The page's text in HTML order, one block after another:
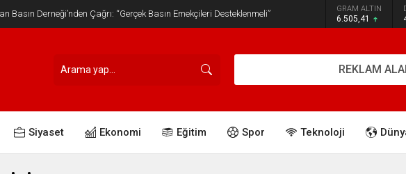
Basın Derneği’nden Çağrı: “Gerçek Basın Emekçileri Desteklenmeli” GRAM ALTIN
6.505,41
REKLAM
Siyaset Ekonomi Eğitim Spor Teknoloji